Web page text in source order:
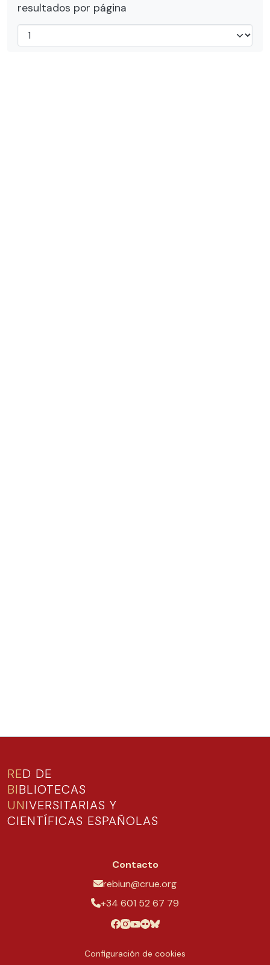
resultados por página
RED DE
BIBLIOTECAS
UNIVERSITARIAS Y
CIENTÍFICAS ESPAÑOLAS
Contacto
rebiun@crue.org
+34 601 52 67 79
Configuración de cookies